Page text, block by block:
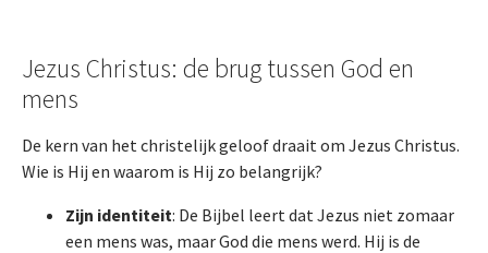
Jezus Christus: de brug tussen God en
mens
De kern van het christelijk geloof draait om Jezus Christus.
Wie is Hij en waarom is Hij zo belangrijk?
Zijn identiteit: De Bijbel leert dat Jezus niet zomaar
een mens was, maar God die mens werd. Hij is de